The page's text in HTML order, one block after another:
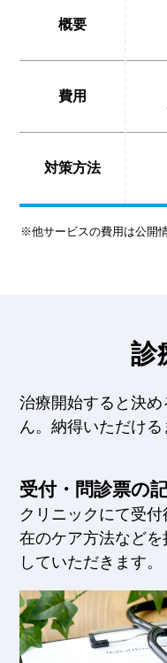
概要
費用
対策方法
※他サービスの費用は公開
診
治療開始すると決
ん。納得いただける
受付・問診票の
クリニックにて受
在のケア方法など
していただきます。